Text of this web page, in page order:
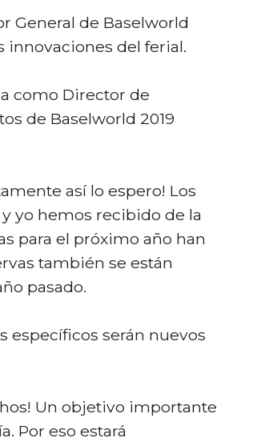
General de Baselworld
innovaciones del ferial.
como Director de
de Baselworld 2019
así lo espero! Los
yo hemos recibido de la
para el próximo año han
también se están
pasado.
específicos serán nuevos
Un objetivo importante
Por eso estará